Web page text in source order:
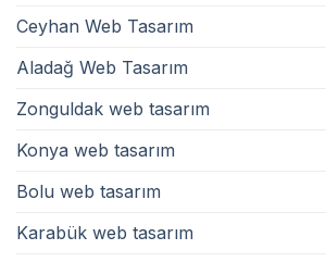
Ceyhan Web Tasarım
Aladağ Web Tasarım
Zonguldak web tasarım
Konya web tasarım
Bolu web tasarım
Karabük web tasarım